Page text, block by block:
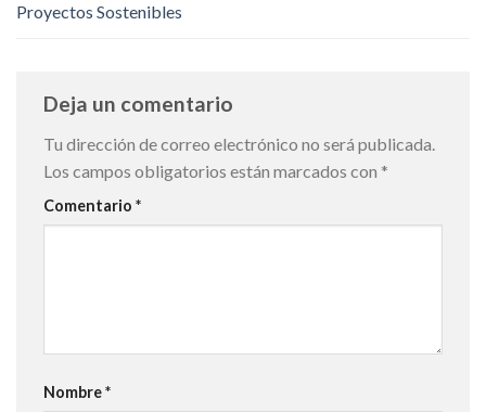
Proyectos Sostenibles
Deja un comentario
Tu dirección de correo electrónico no será publicada.
Los campos obligatorios están marcados con *
Comentario *
Nombre*